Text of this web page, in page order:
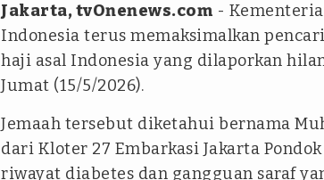
Jakarta, tvOnenews.com -
Indonesia terus memaksimalkan
haji asal Indonesia yang dilaporkan
Jumat (15/5/2026).
Jemaah tersebut diketahui bernama
dari Kloter 27 Embarkasi Jakarta
riwayat diabetes dan gangguan saraf